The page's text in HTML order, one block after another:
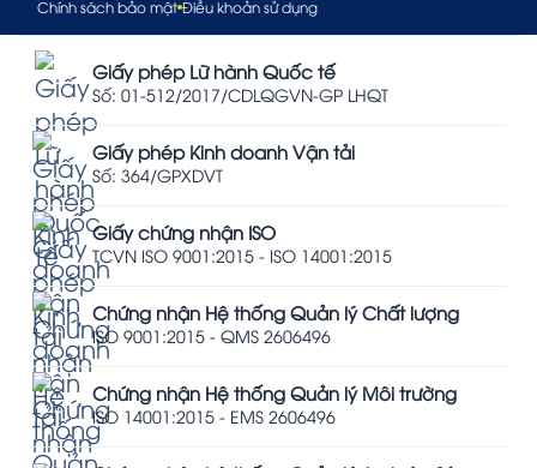
Chính sách bảo mật Điều khoản sử dụng
Giấy phép Lữ hành Quốc tế
Số: 01-512/2017/CDLQGVN-GP LHQT
Giấy phép Kinh doanh Vận tải
Số: 364/GPXDVT
Giấy chứng nhận ISO
TCVN ISO 9001:2015 - ISO 14001:2015
Chứng nhận Hệ thống Quản lý Chất lượng
ISO 9001:2015 - QMS 2606496
Chứng nhận Hệ thống Quản lý Môi trường
ISO 14001:2015 - EMS 2606496